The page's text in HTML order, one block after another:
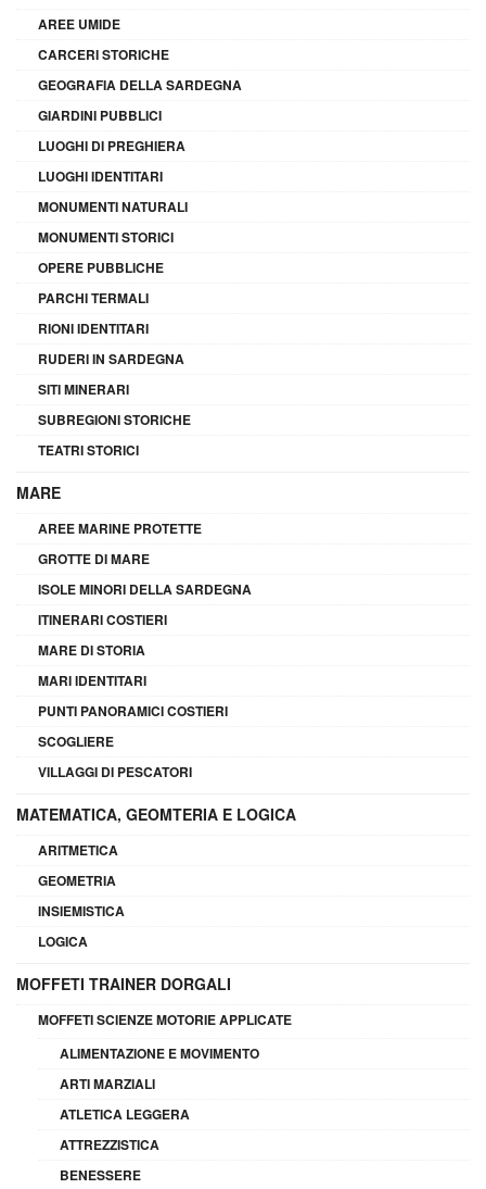
AREE UMIDE
CARCERI STORICHE
GEOGRAFIA DELLA SARDEGNA
GIARDINI PUBBLICI
LUOGHI DI PREGHIERA
LUOGHI IDENTITARI
MONUMENTI NATURALI
MONUMENTI STORICI
OPERE PUBBLICHE
PARCHI TERMALI
RIONI IDENTITARI
RUDERI IN SARDEGNA
SITI MINERARI
SUBREGIONI STORICHE
TEATRI STORICI
MARE
AREE MARINE PROTETTE
GROTTE DI MARE
ISOLE MINORI DELLA SARDEGNA
ITINERARI COSTIERI
MARE DI STORIA
MARI IDENTITARI
PUNTI PANORAMICI COSTIERI
SCOGLIERE
VILLAGGI DI PESCATORI
MATEMATICA, GEOMTERIA E LOGICA
ARITMETICA
GEOMETRIA
INSIEMISTICA
LOGICA
MOFFETI TRAINER DORGALI
MOFFETI SCIENZE MOTORIE APPLICATE
ALIMENTAZIONE E MOVIMENTO
ARTI MARZIALI
ATLETICA LEGGERA
ATTREZZISTICA
BENESSERE